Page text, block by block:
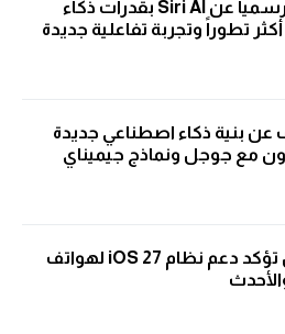
أبل تعلن رسمياً عن Siri AI بقدرات ذكاء
تطوراً وتجربة تفاعلية جديدة
بنية ذكاء اصطناعي جديدة
مع جوجل ونماذج جيميناي
شركة أبل تؤكد دعم نظام iOS 27 لهواتف